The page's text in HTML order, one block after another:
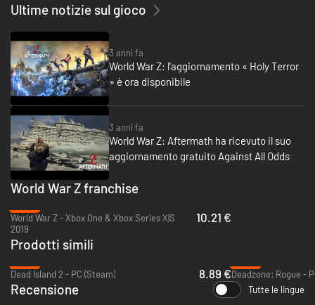
- Progressi avanzati
Diventa sempre più forte: sblocca potenziamenti per armi e fai salire di
livello la classe del tuo personaggio per affrontare sfide via via più
complesse.
- PVPVZ
Affronta altri giocatori per la sopravvivenza. Varie intensissime modalità
Giocatore vs Giocatore vs Zombie affiancano le campagne in coop.
Ultime notizie sul gioco
3 anni fa
World War Z: l'aggiornamento « Holy Terror
» è ora disponibile
3 anni fa
World War Z: Aftermath ha ricevuto il suo
aggiornamento gratuito Against All Odds
World War Z franchise
World War Z - Xbox One & Xbox Series X|S
2019
10.21 €
Prodotti simili
Dead Island 2 - PC (Steam)
8.89 €Deadzone: Rogue -
Recensione Tutte le lingue